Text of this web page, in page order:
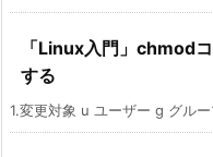
「Linux入門」chmod
する
1.変更対象 u ユーザー g グル